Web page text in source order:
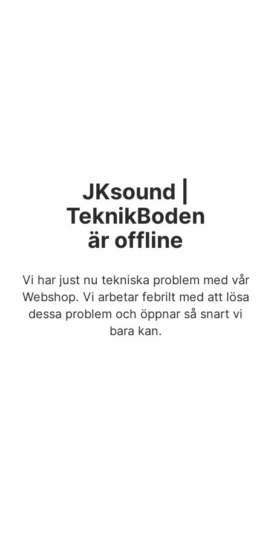
JKsound |
TeknikBoden
är offline
Vi har just nu tekniska problem med vår
Webshop. Vi arbetar febrilt med att lösa
dessa problem och öppnar så snart vi
bara kan.